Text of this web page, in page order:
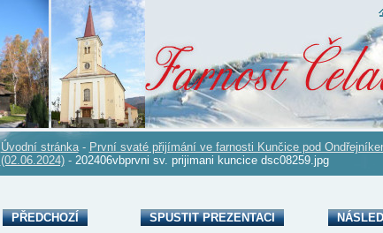
Úvodní stránka - První svaté přijímání ve farnosti Kunčice pod
(02.06.2024) - 202406vbprvni sv. prijimani kuncice dsc08259.jpg
PŘEDCHOZÍ SPUSTIT PREZENTACI